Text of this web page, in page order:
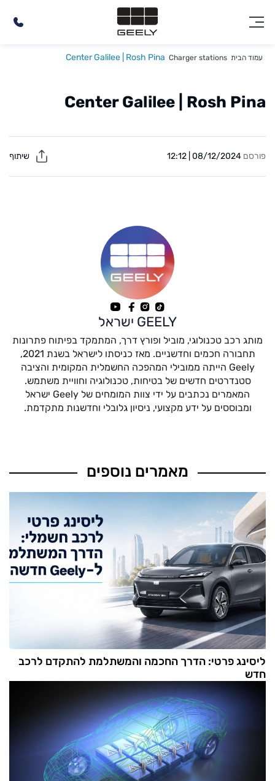
עמוד הבית Charger stations
Center Galilee | Rosh Pina
Center Galilee | Rosh Pina
פורסם 08/12/2024 | 12:12
GEELY ישראל
מותג רכב טכנולוגי, מוביל ופורץ דרך, המתמקד בפיתוח פתרונות
תחבורה חכמים וחדשניים. מאז כניסתו לישראל בשנת 2021,
Geely הייתה ממובילי המהפכה החשמלית המקומית והציבה
סטנדרטים חדשים של בטיחות, טכנולוגיה וחוויית משתמש.
המאמרים נכתבים על ידי צוות המומחים של Geely ישראל
ומבוססים על ידע מקצועי, ניסיון גלובלי וחדשנות מתקדמת.
מאמרים נוספים
ליסינג פרטי: הדרך החכמה והמשתלמת להתקדם לרכב
חדש